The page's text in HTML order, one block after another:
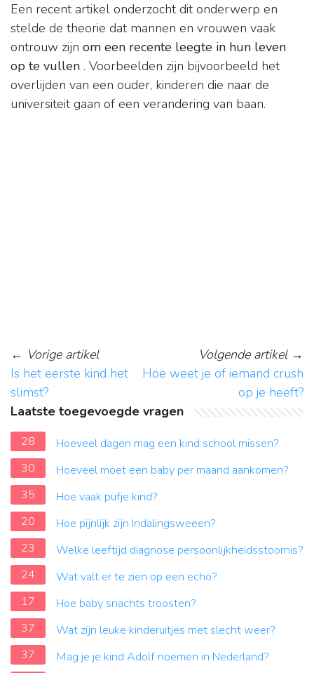
Een recent artikel onderzocht dit onderwerp en
stelde de theorie dat mannen en vrouwen vaak
ontrouw zijn om een ​​recente leegte in hun leven
op te vullen . Voorbeelden zijn bijvoorbeeld het
overlijden van een ouder, kinderen die naar de
universiteit gaan of een verandering van baan.
← Vorige artikel
Is het eerste kind het
slimst?
Volgende artikel→
Hoe weet je of iemand crush
op je heeft?
Laatste toegevoegde vragen
28
Hoeveel dagen mag een kind school missen?
30
Hoeveel moet een baby per maand aankomen?
35
Hoe vaak pufje kind?
20
Hoe pijnlijk zijn Indalingsweeen?
23
Welke leeftijd diagnose persoonlijkheidsstoornis?
24
Wat valt er te zien op een echo?
17
Hoe baby snachts troosten?
37
Wat zijn leuke kinderuitjes met slecht weer?
37
Mag je je kind Adolf noemen in Nederland?